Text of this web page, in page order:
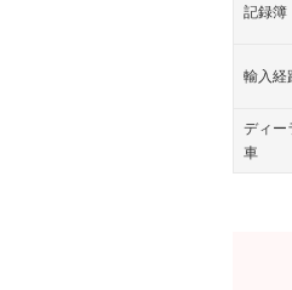
記録簿
輸入経
ディー
車